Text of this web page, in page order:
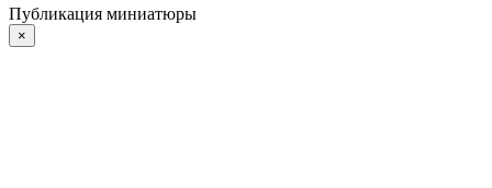
Публикация миниатюры
×